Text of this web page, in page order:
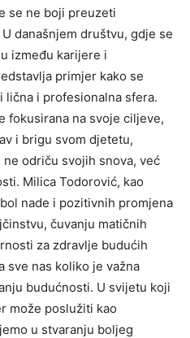
se ne boji preuzeti
današnjem društvu, gdje se
između karijere i
primjer kako se
lična i profesionalna sfera.
fokusirana na svoje ciljeve,
i brigu svom djetetu,
odriču svojih snova, već
Milica Todorović, kao
nade i pozitivnih promjena
čuvanju matičnih
za zdravlje budućih
sve nas koliko je važna
budućnosti. U svijetu koji
može poslužiti kao
u stvaranju boljeg